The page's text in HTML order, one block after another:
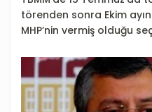
törenden sonra Ekim
MHP’nin vermiş olduğu